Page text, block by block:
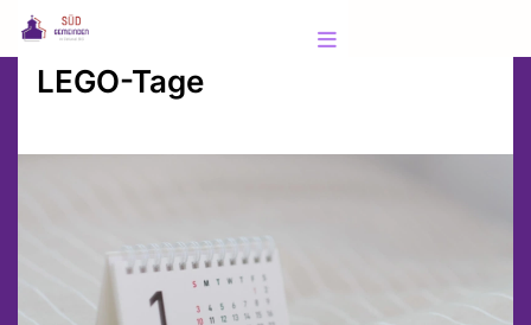
LEGO-Tage